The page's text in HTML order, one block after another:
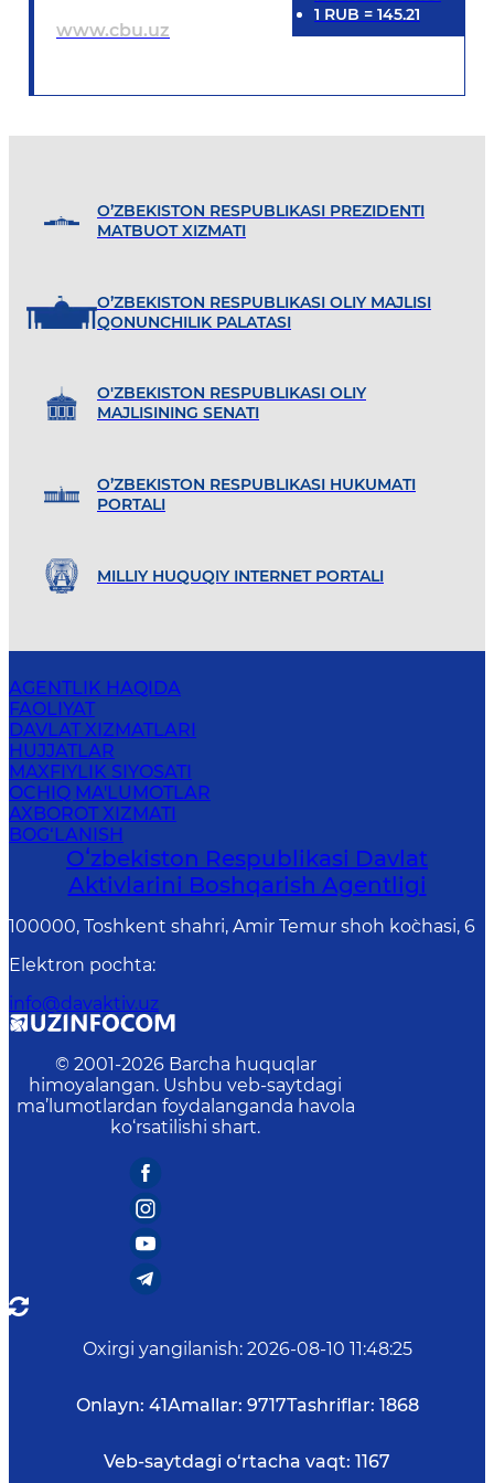
www.cbu.uz
1 RUB = 145.21
O’ZBEKISTON RESPUBLIKASI PREZIDENTI
MATBUOT XIZMATI
O’ZBEKISTON RESPUBLIKASI OLIY MAJLISI
QONUNCHILIK PALATASI
O'ZBEKISTON RESPUBLIKASI OLIY
MAJLISINING SENATI
O’ZBEKISTON RESPUBLIKASI HUKUMATI
PORTALI
MILLIY HUQUQIY INTERNET PORTALI
AGENTLIK HAQIDA
FAOLIYAT
DAVLAT XIZMATLARI
HUJJATLAR
MAXFIYLIK SIYOSATI
OCHIQ MA'LUMOTLAR
AXBOROT XIZMATI
BOG‘LANISH
Oʻzbekiston Respublikasi Davlat
Aktivlarini Boshqarish Agentligi
100000, Toshkent shahri, Amir Temur shoh ko`chasi, 6
Elektron pochta:
info@davaktiv.uz
© 2001-2026 Barcha huquqlar
himoyalangan. Ushbu veb-saytdagi
ma’lumotlardan foydalanganda havola
ko‘rsatilishi shart.
Oxirgi yangilanish: 2026-08-10 11:48:25
Onlayn: 41Amallar: 9717Tashriflar: 1868
Veb-saytdagi o‘rtacha vaqt: 1167